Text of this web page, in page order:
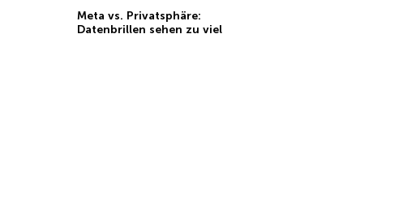
Meta vs. Privatsphäre:
Datenbrillen sehen zu viel